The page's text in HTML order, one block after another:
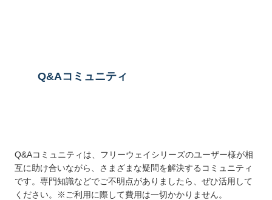
Q&Aコミュニティ
Q&Aコミュニティは、フリーウェイシリーズのユーザー様が相
互に助け合いながら、さまざまな疑問を解決するコミュニティ
です。専門知識などでご不明点がありましたら、ぜひ活用して
ください。※ご利用に際して費用は一切かかりません。